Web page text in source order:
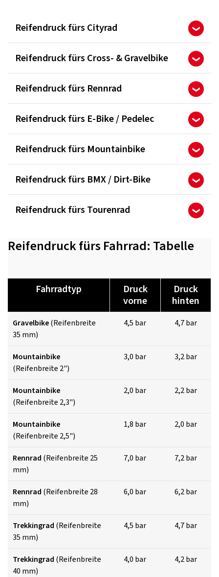
Reifendruck fürs Cityrad
Reifendruck fürs Cross- & Gravelbike
Reifendruck fürs Rennrad
Reifendruck fürs E-Bike / Pedelec
Reifendruck fürs Mountainbike
Reifendruck fürs BMX / Dirt-Bike
Reifendruck fürs Tourenrad
Reifendruck fürs Fahrrad: Tabelle
Fahrrad­typ
Druck
vorne
Druck
hinten
Gravelbike(Reifenbreite
35 mm)
4,5 bar 4,7 bar
Mountainbike
(Reifenbreite 2")
3,0 bar 3,2 bar
Mountainbike
(Reifenbreite 2,3")
2,0 bar 2,2 bar
Mountainbike
(Reifenbreite 2,5")
1,8 bar 2,0 bar
Rennrad (Reifenbreite 25
mm)
7,0 bar 7,2 bar
Rennrad (Reifenbreite 28
mm)
6,0 bar 6,2 bar
Trekkingrad (Reifenbreite
35 mm)
4,5 bar 4,7 bar
Trekkingrad (Reifenbreite
40 mm)
4,0 bar 4,2 bar